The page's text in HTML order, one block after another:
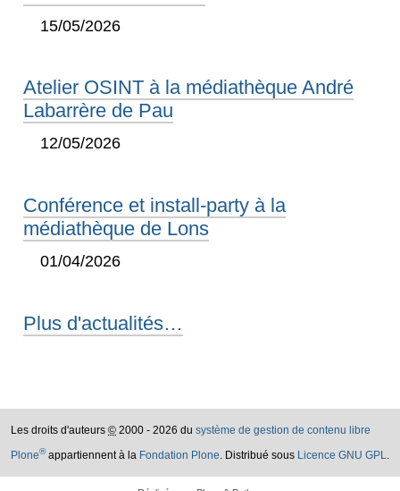
15/05/2026
Atelier OSINT à la médiathèque André
Labarrère de Pau
12/05/2026
Conférence et install-party à la
médiathèque de Lons
01/04/2026
Plus d'actualités…
Les droits d'auteurs © 2000 - 2026 du système de gestion de contenu libre
Plone®appartiennent à la Fondation Plone. Distribué sous Licence GNU GPL.